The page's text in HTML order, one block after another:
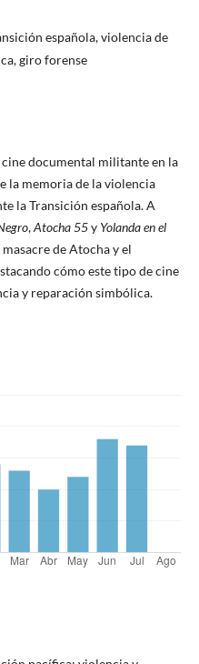
española, violencia de
giro forense
documental militante en la
la memoria de la violencia
la Transición española. A
,Atocha 55y Yolanda en el
masacre de Atocha y el
cómo este tipo de cine
y reparación simbólica.